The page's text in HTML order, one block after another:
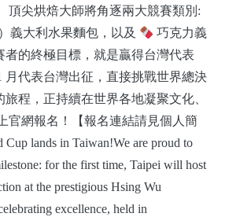
頂尖烘焙大師將角逐兩大競賽類別:
義大利水果麵包，以及
巧克力義
者的終極目標，就是贏得台灣代表
月代表台灣出征，直接挑戰世界總決
程，正持續在世界各地凝聚文化、
官網報名！【報名連結請見個人簡
Cup lands in Taiwan!We are proud to
for the first time, Taipei will host
at the prestigious Hsing Wu
excellence, held in